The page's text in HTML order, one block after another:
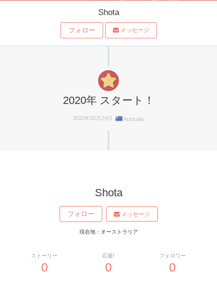
Shota
フォロー メッセージ
2020年 スタート！
2020年02月24日 Australia
Shota
フォロー メッセージ
現在地：オーストラリア
ストーリー
0
応援!
0
フォロワー
0